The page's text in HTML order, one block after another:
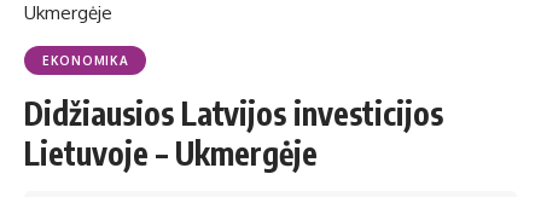
Ukmergėje
EKONOMIKA
Didžiausios Latvijos investicijos
Lietuvoje – Ukmergėje